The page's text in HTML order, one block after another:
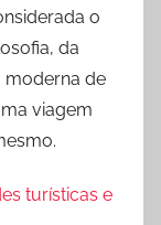
o
da
moderna de
viagem
turísticas e